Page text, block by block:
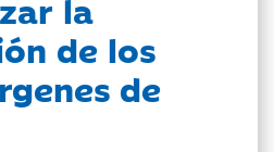
de los
de